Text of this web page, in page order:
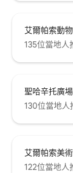
艾爾帕索動
135位當地人
聖哈辛托廣場
130位當地人
艾爾帕索美
122位當地人